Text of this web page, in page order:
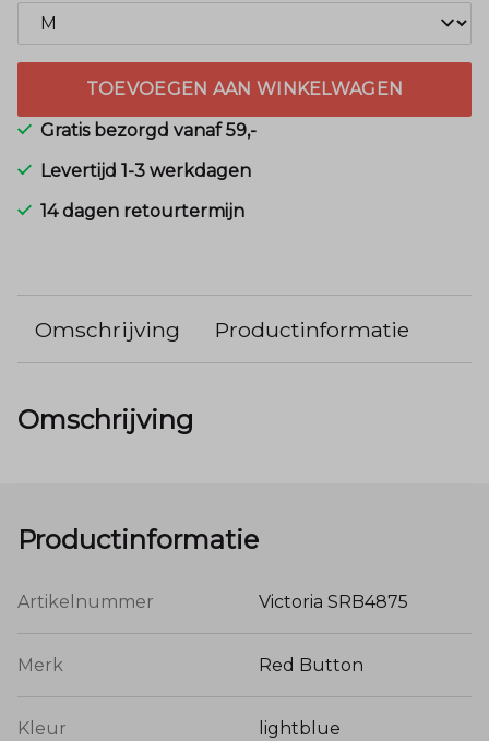
TOEVOEGEN AAN WINKELWAGEN
Gratis bezorgd vanaf 59,-
Levertijd 1-3 werkdagen
14 dagen retourtermijn
Omschrijving Productinformatie
Omschrijving
Productinformatie
Artikelnummer Victoria SRB4875
Merk Red Button
Kleur lightblue